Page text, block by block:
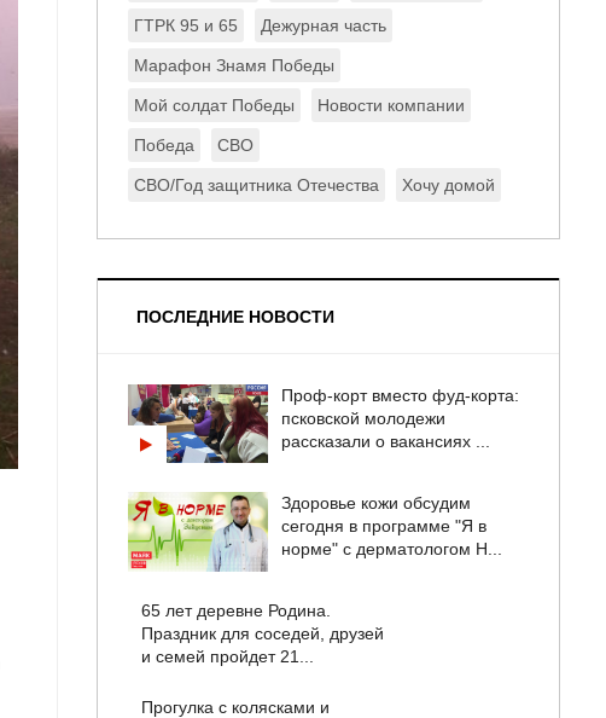
ГТРК 95 и 65 Дежурная часть
Марафон Знамя Победы
Мой солдат Победы Новости компании
Победа СВО
СВО/Год защитника Отечества Хочу домой
ПОСЛЕДНИЕ НОВОСТИ
Проф-корт вместо фуд-корта:
псковской молодежи
рассказали о вакансиях ...
Здоровье кожи обсудим
сегодня в программе "Я в
норме" с дерматологом Н...
65 лет деревне Родина.
Праздник для соседей, друзей
и семей пройдет 21...
Прогулка с колясками и